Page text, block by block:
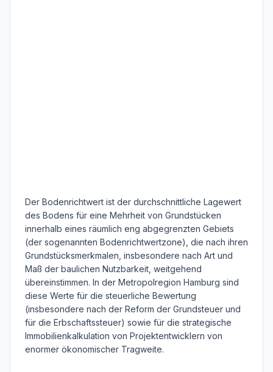
Der Bodenrichtwert ist der durchschnittliche Lagewert
des Bodens für eine Mehrheit von Grundstücken
innerhalb eines räumlich eng abgegrenzten Gebiets
(der sogenannten Bodenrichtwertzone), die nach ihren
Grundstücksmerkmalen, insbesondere nach Art und
Maß der baulichen Nutzbarkeit, weitgehend
übereinstimmen. In der Metropolregion Hamburg sind
diese Werte für die steuerliche Bewertung
(insbesondere nach der Reform der Grundsteuer und
für die Erbschaftssteuer) sowie für die strategische
Immobilienkalkulation von Projektentwicklern von
enormer ökonomischer Tragweite.